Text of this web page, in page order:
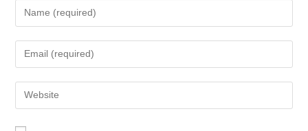
Enter
Your
Name
Or
To
Comment
Enter
Your
Email
Address
Enter
Your